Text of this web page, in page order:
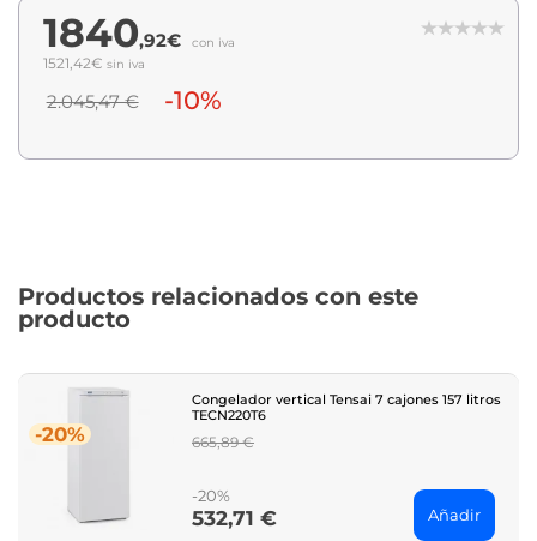
1840,92€ con iva
1521,42€ sin iva
2.045,47 € -10%
Productos relacionados con este
producto
-20%
Congelador vertical Tensai 7 cajones 157 litros
TECN220T6
Regular
665,89 €
-20%
Price
532,71 € Añadir